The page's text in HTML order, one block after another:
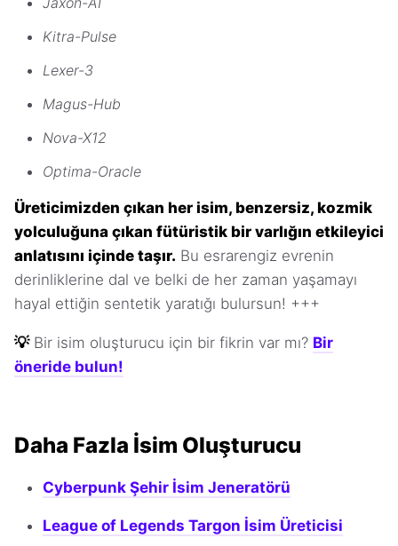
Kitra-Pulse
Lexer-3
Magus-Hub
Nova-X12
Optima-Oracle
Üreticimizden çıkan her isim, benzersiz, kozmik
yolculuğuna çıkan fütüristik bir varlığın etkileyici
anlatısını içinde taşır. Bu esrarengiz evrenin
derinliklerine dal ve belki de her zaman yaşamayı
hayal ettiğin sentetik yaratığı bulursun! +++
💡 Bir isim oluşturucu için bir fikrin var mı? Bir
öneride bulun!
Daha Fazla İsim Oluşturucu
Cyberpunk Şehir İsim Jeneratörü
League of Legends Targon İsim Üreticisi